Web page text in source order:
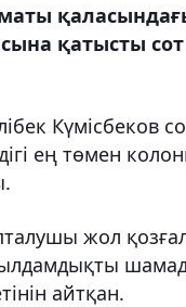
қатысты сот
Күмісбеков
ең төмен
жол
айтқан.